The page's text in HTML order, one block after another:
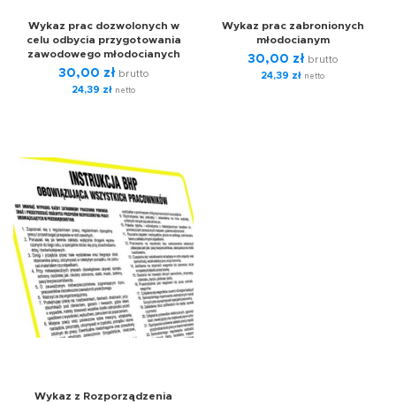
Wykaz prac dozwolonych w
celu odbycia przygotowania
zawodowego młodocianych
30,00 zł brutto
24,39 zł netto
Wykaz prac zabronionych
młodocianym
30,00 zł brutto
24,39 zł netto
Wykaz z Rozporządzenia